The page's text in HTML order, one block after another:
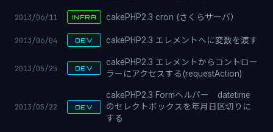
2013/06/11 INFRA cakePHP2.3 cron (さくらサーバ）
2013/06/04 DEV cakePHP2.3 エレメントへに変数を渡す
2013/05/25 DEV
cakePHP2.3 エレメントからコントロー
ラーにアクセスする(requestAction)
2013/05/22 DEV
cakePHP2.3 Formヘルパー datetime
のセレクトボックスを年月日区切りに
する